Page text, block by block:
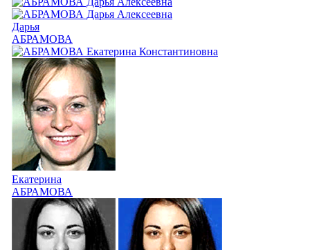
Дарья
АБРАМОВА
Екатерина
АБРАМОВА